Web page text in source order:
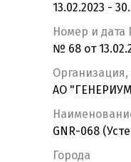
13.02.2023 -
Номер и дата
№ 68 от
АО
GNR-068
Города